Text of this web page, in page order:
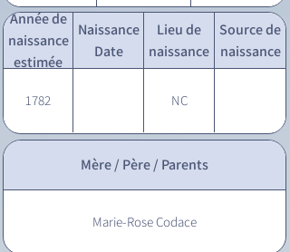
Année de
naissance
estimée
Naissance
Date
Lieu de
naissance
Source de
naissance
1782 NC
Mère / Père / Parents
Marie-Rose Codace